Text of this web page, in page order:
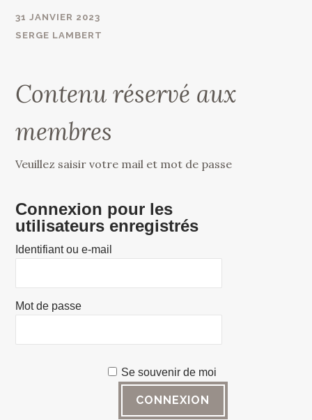
31 JANVIER 2023
SERGE LAMBERT
Contenu réservé aux
membres
Veuillez saisir votre mail et mot de passe
Connexion pour les
utilisateurs enregistrés
Identifiant ou e-mail
Mot de passe
Se souvenir de moi